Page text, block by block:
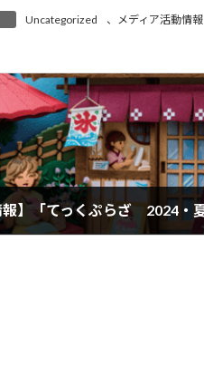
Uncategorized 、 メディア活動情報